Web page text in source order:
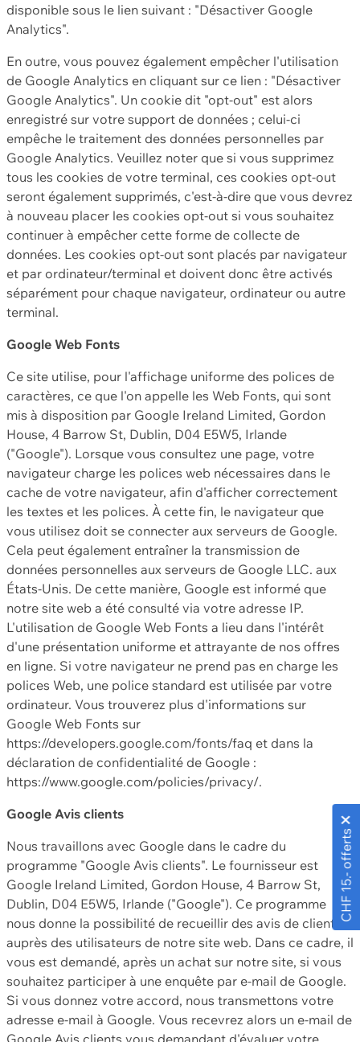
disponible sous le lien suivant : "Désactiver Google
Analytics".
En outre, vous pouvez également empêcher l'utilisation
de Google Analytics en cliquant sur ce lien : "Désactiver
Google Analytics". Un cookie dit "opt-out" est alors
enregistré sur votre support de données ; celui-ci
empêche le traitement des données personnelles par
Google Analytics. Veuillez noter que si vous supprimez
tous les cookies de votre terminal, ces cookies opt-out
seront également supprimés, c'est-à-dire que vous devrez
à nouveau placer les cookies opt-out si vous souhaitez
continuer à empêcher cette forme de collecte de
données. Les cookies opt-out sont placés par navigateur
et par ordinateur/terminal et doivent donc être activés
séparément pour chaque navigateur, ordinateur ou autre
terminal.
Google Web Fonts
Ce site utilise, pour l'affichage uniforme des polices de
caractères, ce que l'on appelle les Web Fonts, qui sont
mis à disposition par Google Ireland Limited, Gordon
House, 4 Barrow St, Dublin, D04 E5W5, Irlande
("Google"). Lorsque vous consultez une page, votre
navigateur charge les polices web nécessaires dans le
cache de votre navigateur, afin d'afficher correctement
les textes et les polices. À cette fin, le navigateur que
vous utilisez doit se connecter aux serveurs de Google.
Cela peut également entraîner la transmission de
données personnelles aux serveurs de Google LLC. aux
États-Unis. De cette manière, Google est informé que
notre site web a été consulté via votre adresse IP.
L'utilisation de Google Web Fonts a lieu dans l'intérêt
d'une présentation uniforme et attrayante de nos offres
en ligne. Si votre navigateur ne prend pas en charge les
polices Web, une police standard est utilisée par votre
ordinateur. Vous trouverez plus d'informations sur
Google Web Fonts sur
https://developers.google.com/fonts/faq et dans la
déclaration de confidentialité de Google :
https://www.google.com/policies/privacy/.
Google Avis clients
Nous travaillons avec Google dans le cadre du
programme "Google Avis clients". Le fournisseur est
Google Ireland Limited, Gordon House, 4 Barrow St,
Dublin, D04 E5W5, Irlande ("Google"). Ce programme
nous donne la possibilité de recueillir des avis de clients
auprès des utilisateurs de notre site web. Dans ce cadre, il
vous est demandé, après un achat sur notre site, si vous
souhaitez participer à une enquête par e-mail de Google.
Si vous donnez votre accord, nous transmettons votre
adresse e-mail à Google. Vous recevrez alors un e-mail de
CHF 15.- offerts